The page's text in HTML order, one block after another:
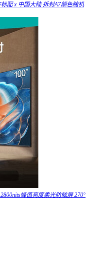
配 x 中国大陆 拆封A7颜色随机
峰值亮度柔光防眩屏 270°